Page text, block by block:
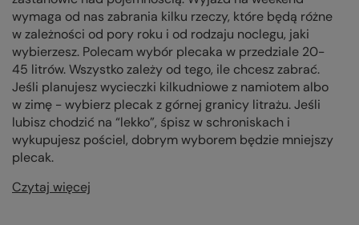
wymaga od nas zabrania kilku rzeczy, które będą różne
w zależności od pory roku i od rodzaju noclegu, jaki
wybierzesz. Polecam wybór plecaka w przedziale 20-
45 litrów. Wszystko zależy od tego, ile chcesz zabrać.
Jeśli planujesz wycieczki kilkudniowe z namiotem albo
w zimę - wybierz plecak z górnej granicy litrażu. Jeśli
lubisz chodzić na “lekko”, śpisz w schroniskach i
wykupujesz pościel, dobrym wyborem będzie mniejszy
plecak.
Czytaj więcej